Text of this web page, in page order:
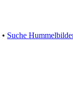
• Suche